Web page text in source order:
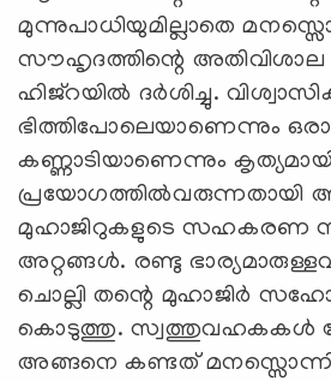
മുന്നുപാധിയുമില്ലാതെ
സൗഹൃദത്തിന്റെ
ഹിജ്‌റയില്‍ ദര്‍ശിച്ചു.
ഭിത്തിപോലെയാണെന്നും
കണ്ണാടിയാണെന്നും
പ്രയോഗത്തില്‍വരുന്നതായി
മുഹാജിറുകളുടെ സഹകരണ
അറ്റങ്ങള്‍. രണ്ടു
ചൊല്ലി തന്റെ മുഹാജിര്‍
കൊടുത്തു. സ്വത്തുവഹകകള്‍
അങ്ങനെ കണ്ടത്